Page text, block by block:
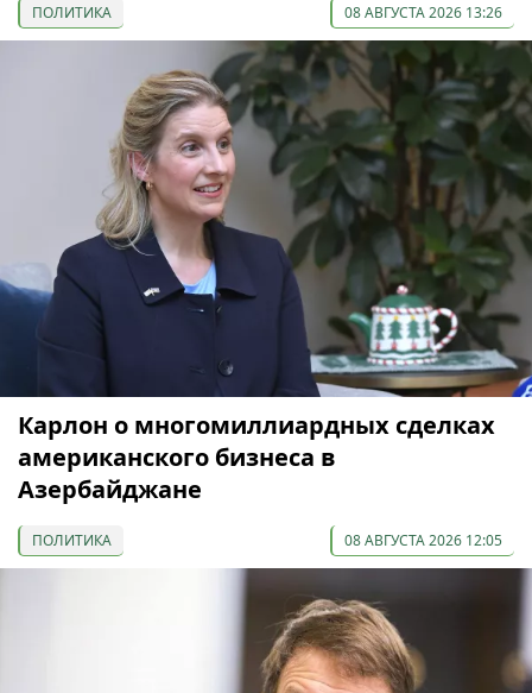
ПОЛИТИКА 08 АВГУСТА 2026 13:26
Карлон о многомиллиардных сделках
американского бизнеса в
Азербайджане
ПОЛИТИКА 08 АВГУСТА 2026 12:05